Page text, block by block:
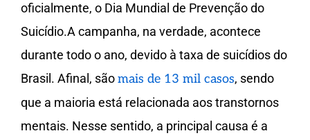
oficialmente, o Dia Mundial de Prevenção do
Suicídio.A campanha, na verdade, acontece
durante todo o ano, devido à taxa de suicídios do
Brasil. Afinal, sãomais de 13 mil casos, sendo
que a maioria está relacionada aos transtornos
mentais. Nesse sentido, a principal causa é a